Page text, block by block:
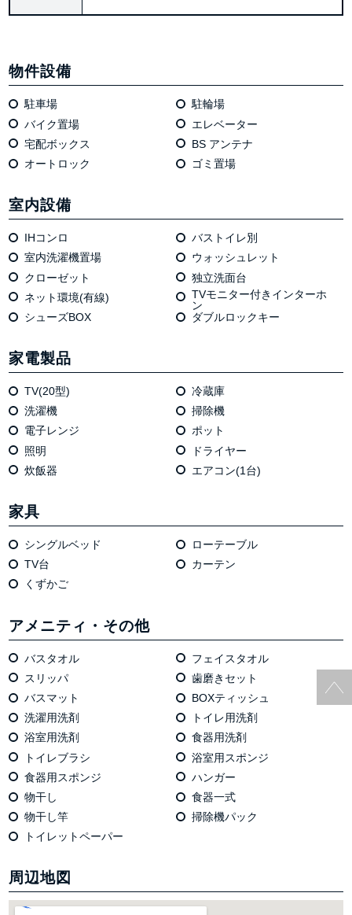
物件設備
駐車場
駐輪場
バイク置場
エレベーター
宅配ボックス
BS アンテナ
オートロック
ゴミ置場
室内設備
IHコンロ
バストイレ別
室内洗濯機置場
ウォッシュレット
クローゼット
独⽴洗⾯台
ネット環境(有線)
TVモニター付きインターホ
ン
シューズBOX
ダブルロックキー
家電製品
TV(20型)
冷蔵庫
洗濯機
掃除機
電⼦レンジ
ポット
照明
ドライヤー
炊飯器
エアコン(1台)
家具
シングルベッド
ローテーブル
TV台
カーテン
くずかご
アメニティ・その他
バスタオル
フェイスタオル
スリッパ
歯磨きセット
バスマット
BOXティッシュ
洗濯用洗剤
トイレ用洗剤
浴室用洗剤
食器用洗剤
トイレブラシ
浴室用スポンジ
食器用スポンジ
ハンガー
物干し
食器一式
物干し竿
掃除機パック
トイレットペーパー
周辺地図